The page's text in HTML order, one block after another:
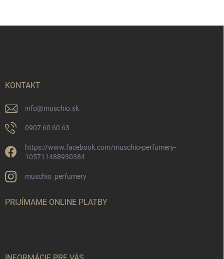
KONTAKT
info@muschio.sk
0907 60 60 63
https://www.facebook.com/muschio-perfumery-
105711488930384
muschio_perfumery
PRIJÍMAME ONLINE PLATBY